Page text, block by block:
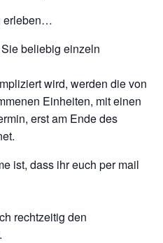
erleben…
beliebig einzeln
wird, werden die von
Einheiten, mit einen
erst am Ende des
ist, dass ihr euch per mail
rechtzeitig den